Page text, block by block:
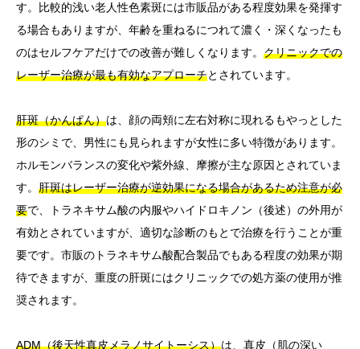
す。比較的浅い老人性色素斑には市販品がある程度効果を発揮す
る場合もありますが、年齢を重ねるにつれて濃く・深くなったも
のはセルフケアだけでの改善が難しくなります。 クリニックでの
レーザー治療が最も有効なアプローチとされています。
肝斑（かんぱん）は、顔の両頬に左右対称に現れるもやっとした
形のシミで、男性にも見られますが女性に多い特徴があります。
ホルモンバランスの変化や紫外線、摩擦が主な原因とされていま
す。 肝斑はレーザー治療が逆効果になる場合があるため注意が必
要で、トラネキサム酸の内服やハイドロキノン（後述）の外用が
有効とされていますが、適切な診断のもとで治療を行うことが重
要です。市販のトラネキサム酸配合製品でもある程度の効果が期
待できますが、重度の肝斑にはクリニックでの処方薬の使用が推
奨されます。
ADM（後天性真皮メラノサイトーシス）は、真皮（肌の深い